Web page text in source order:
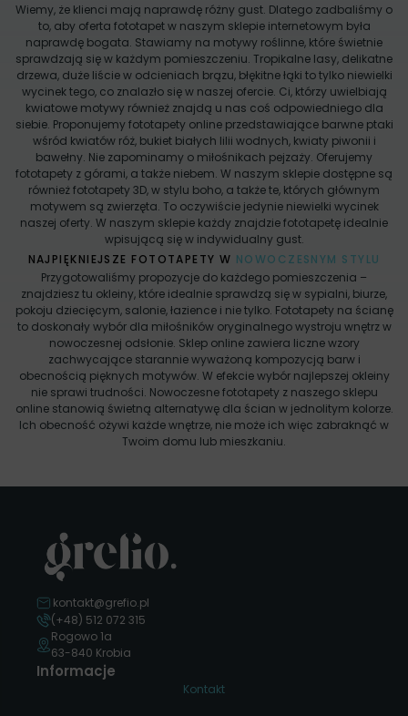
Wiemy, że klienci mają naprawdę różny gust. Dlatego zadbaliśmy o
to, aby oferta fototapet w naszym sklepie internetowym była
naprawdę bogata. Stawiamy na motywy roślinne, które świetnie
sprawdzają się w każdym pomieszczeniu. Tropikalne lasy, delikatne
drzewa, duże liście w odcieniach brązu, błękitne łąki to tylko niewielki
wycinek tego, co znalazło się w naszej ofercie. Ci, którzy uwielbiają
kwiatowe motywy również znajdą u nas coś odpowiedniego dla
siebie. Proponujemy fototapety online przedstawiające barwne ptaki
wśród kwiatów róż, bukiet białych lilii wodnych, kwiaty piwonii i
bawełny. Nie zapominamy o miłośnikach pejzaży. Oferujemy
fototapety z górami, a także niebem. W naszym sklepie dostępne są
również fototapety 3D, w stylu boho, a także te, których głównym
motywem są zwierzęta. To oczywiście jedynie niewielki wycinek
naszej oferty. W naszym sklepie każdy znajdzie fototapetę idealnie
wpisującą się w indywidualny gust.
NAJPIĘKNIEJSZE FOTOTAPETY W NOWOCZESNYM STYLU
Przygotowaliśmy propozycje do każdego pomieszczenia –
znajdziesz tu okleiny, które idealnie sprawdzą się w sypialni, biurze,
pokoju dziecięcym, salonie, łazience i nie tylko. Fototapety na ścianę
to doskonały wybór dla miłośników oryginalnego wystroju wnętrz w
nowoczesnej odsłonie. Sklep online zawiera liczne wzory
zachwycające starannie wyważoną kompozycją barw i
obecnością pięknych motywów. W efekcie wybór najlepszej okleiny
nie sprawi trudności. Nowoczesne fototapety z naszego sklepu
online stanowią świetną alternatywę dla ścian w jednolitym kolorze.
Ich obecność ożywi każde wnętrze, nie może ich więc zabraknąć w
Twoim domu lub mieszkaniu.
kontakt@grefio.pl
(+48) 512 072 315
Rogowo 1a
63-840 Krobia
Informacje
Kontakt